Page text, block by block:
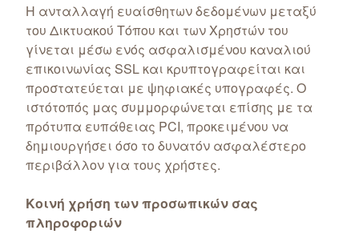
Η ανταλλαγή ευαίσθητων δεδομένων μεταξύ
του Δικτυακού Τόπου και των Χρηστών του
γίνεται μέσω ενός ασφαλισμένου καναλιού
επικοινωνίας SSL και κρυπτογραφείται και
προστατεύεται με ψηφιακές υπογραφές. Ο
ιστότοπός μας συμμορφώνεται επίσης με τα
πρότυπα ευπάθειας PCI, προκειμένου να
δημιουργήσει όσο το δυνατόν ασφαλέστερο
περιβάλλον για τους χρήστες.
Κοινή χρήση των προσωπικών σας
πληροφοριών